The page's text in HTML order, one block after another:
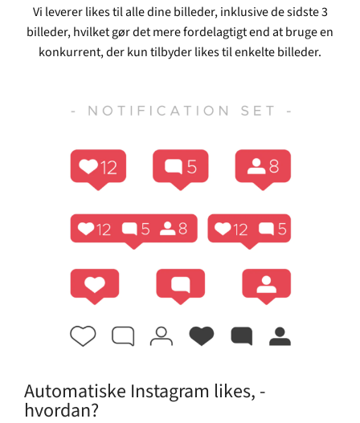
Vi leverer likes til alle dine billeder, inklusive de sidste 3
billeder, hvilket gør det mere fordelagtigt end at bruge en
konkurrent, der kun tilbyder likes til enkelte billeder.
Automatiske Instagram likes, -
hvordan?